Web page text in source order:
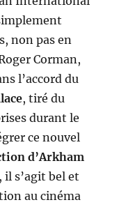
non pas en
Corman,
l’accord du
, tiré du
durant le
ce nouvel
d’Arkham
s’agit bel et
au cinéma